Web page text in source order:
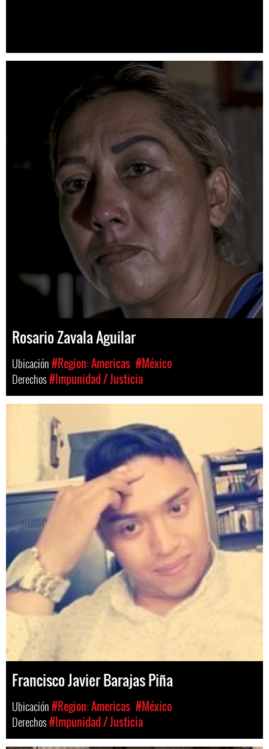
Rosario Zavala Aguilar
Ubicación#Region: Americas #México
Derechos#Impunidad / Justicia
Francisco Javier Barajas Piña
Ubicación#Region: Americas #México
Derechos#Impunidad / Justicia